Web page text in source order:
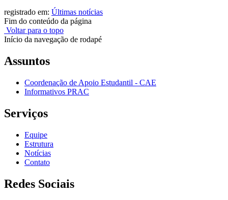
registrado em: Últimas notícias
Fim do conteúdo da página
Voltar para o topo
Início da navegação de rodapé
Assuntos
Coordenação de Apoio Estudantil - CAE
Informativos PRAC
Serviços
Equipe
Estrutura
Notícias
Contato
Redes Sociais